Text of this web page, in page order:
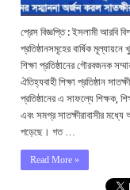
প্রেস বিজ্ঞপ্তি : ইসলামী আরবি
প্রতিষ্ঠানসমূহের বার্ষিক মূল্যায়নে
শিক্ষা প্রতিষ্ঠানের গৌরবজনক
ঐতিহ্যবাহী শিক্ষা প্রতিষ্ঠান
প্রতিষ্ঠানের এ সাফল্যে শিক্ষক,
এবং সমগ্র সাতক্ষীরাবাসীর
পড়েছে। গত …
Read More »